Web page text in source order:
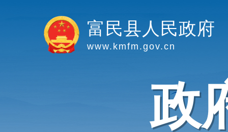
富民县人民政府
www.kmfm.gov.cn
政